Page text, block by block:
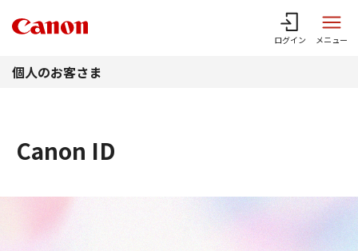
ログイン メニュー
個人のお客さま
Canon ID